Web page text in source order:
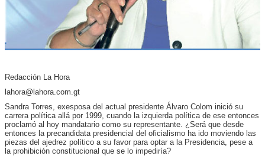
Redacción La Hora
lahora@lahora.com.gt
Sandra Torres, exesposa del actual presidente Álvaro Colom inició su
carrera política allá por 1999, cuando la izquierda política de ese entonces
proclamó al hoy mandatario como su representante. ¿Será que desde
entonces la precandidata presidencial del oficialismo ha ido moviendo las
piezas del ajedrez político a su favor para optar a la Presidencia, pese a
la prohibición constitucional que se lo impediría?